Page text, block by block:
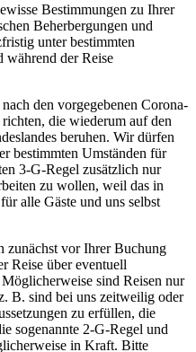
Bestimmungen zu Ihrer
Beherbergungen und
unter bestimmten
während der Reise
den vorgegebenen Corona-
die wiederum auf den
beruhen. Wir dürfen
bestimmten Umständen für
3-G-Regel zusätzlich nur
zu wollen, weil das in
alle Gäste und uns selbst
zunächst vor Ihrer Buchung
Reise über eventuell
sind Reisen nur
B. sind bei uns zeitweilig oder
zu erfüllen, die
sogenannte 2-G-Regel und
in Kraft. Bitte